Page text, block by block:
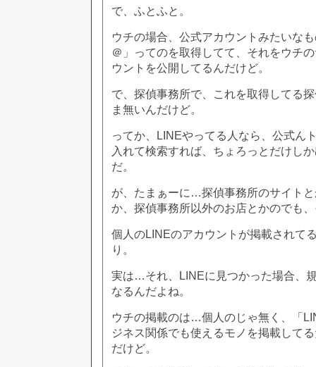
で、ふとふと。
ウチの場合、公式アカウントみたいな
＠」ってのを取得してて、それをウチ
ウントを公開してるんだけど。
で、探偵事務所で、これを取得してる
ま無いんだけど。
ってか、LINEやってる人なら、公式ん
入れて検索すれば、ちょろっとだけし
だ。
が、たまぁーに…探偵事務所のサイト
か、探偵事務所以外のお店とかのでも
個人のLINEのアカウントが掲載されて
り。
実は…それ、LINEに見つかった場合、
なるんだよね。
ウチの掲載のは…個人のじゃ無く、「
ジネス関係でも使えるモノを掲載して
だけど。